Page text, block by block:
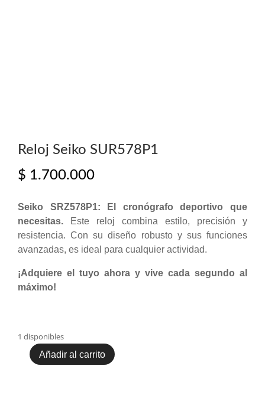
Reloj Seiko SUR578P1
$ 1.700.000
Seiko SRZ578P1: El cronógrafo deportivo que
necesitas. Este reloj combina estilo, precisión y
resistencia. Con su diseño robusto y sus funciones
avanzadas, es ideal para cualquier actividad.
¡Adquiere el tuyo ahora y vive cada segundo al
máximo!
1 disponibles
Reloj
Añadir al carrito